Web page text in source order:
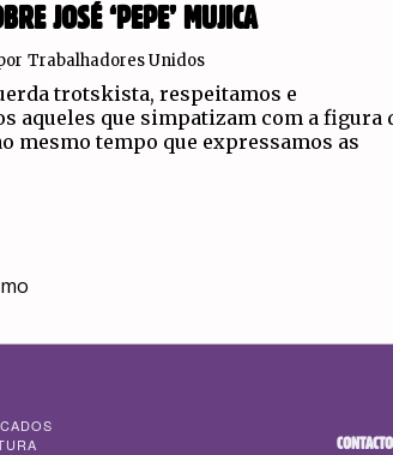
JOSÉ ‘PEPE’ MUJICA
Trabalhadores Unidos
trotskista, respeitamos e
aqueles que simpatizam com a figura
mesmo tempo que expressamos as